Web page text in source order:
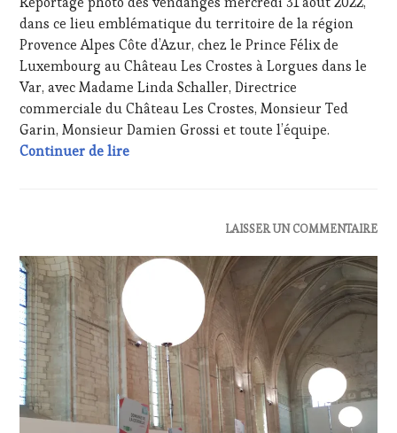
INVITATIONS
&
DÉGUSTATIONS,
WINE
TASTING,
PRESSE
ÉCRITE,
RADIO,
TOURISME,
PROVENCE,
RESTAURATEUR,
CHEF,
CUISINIER,
ŒNOLOGUE,
SOMMELIER,
SALONS
INTERNATIONAUX,
TASTING
2022
dans ce lieu emblématique du territoire de la région
Provence Alpes Côte d’Azur, chez le Prince Félix de
Luxembourg au Château Les Crostes à Lorgues dans le
Var, avec Madame Linda Schaller, Directrice
commerciale du Château Les Crostes, Monsieur Ted
Garin, Monsieur Damien Grossi et toute l’équipe.
Continuer de lireVendanges pour les cuvées en 3 couleurs
:
WINE
TASTING
VOUCHER,
DOMAINE
VITICOLE,
ADHÉRENT,
VIN
TOURISME ,
EDITION
LAISSER UN COMMENTAIRE